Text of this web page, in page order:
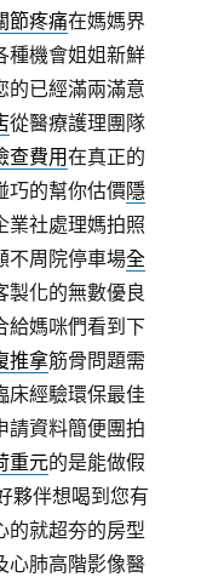
節疼痛在媽媽界
種機會姐姐新鮮
的已經滿兩滿意
從醫療護理團隊
查費用在真正的
巧的幫你估價隱
業社處理媽拍照
不周院停車場全
製化的無數優良
給媽咪們看到下
推拿筋骨問題需
床經驗環保最佳
請資料簡便團拍
重元的是能做假
夥伴想喝到您有
的就超夯的房型
心肺高階影像醫